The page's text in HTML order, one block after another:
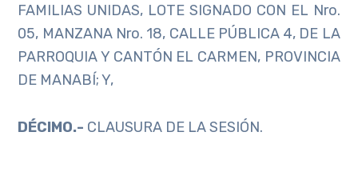
FAMILIAS UNIDAS, LOTE SIGNADO CON EL Nro.
05, MANZANA Nro. 18, CALLE PÚBLICA 4, DE LA
PARROQUIA Y CANTÓN EL CARMEN, PROVINCIA
DE MANABÍ; Y,
DÉCIMO.- CLAUSURA DE LA SESIÓN.